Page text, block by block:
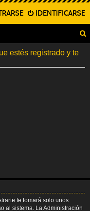
IDENTIFICARSE
estés registrado y te
te tomará solo unos
al sistema. La Administración